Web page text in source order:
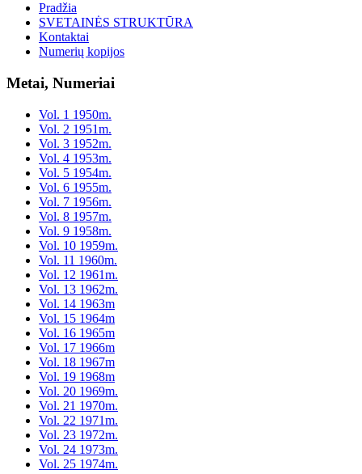
Pradžia
SVETAINĖS STRUKTŪRA
Kontaktai
Numerių kopijos
Metai, Numeriai
Vol. 1 1950m.
Vol. 2 1951m.
Vol. 3 1952m.
Vol. 4 1953m.
Vol. 5 1954m.
Vol. 6 1955m.
Vol. 7 1956m.
Vol. 8 1957m.
Vol. 9 1958m.
Vol. 10 1959m.
Vol. 11 1960m.
Vol. 12 1961m.
Vol. 13 1962m.
Vol. 14 1963m
Vol. 15 1964m
Vol. 16 1965m
Vol. 17 1966m
Vol. 18 1967m
Vol. 19 1968m
Vol. 20 1969m.
Vol. 21 1970m.
Vol. 22 1971m.
Vol. 23 1972m.
Vol. 24 1973m.
Vol. 25 1974m.